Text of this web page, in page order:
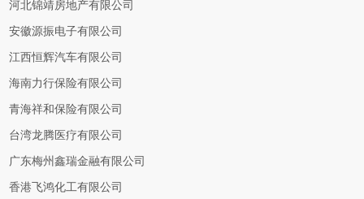
河北锦靖房地产有限公司
安徽源振电子有限公司
江西恒辉汽车有限公司
海南力行保险有限公司
青海祥和保险有限公司
台湾龙腾医疗有限公司
广东梅州鑫瑞金融有限公司
香港飞鸿化工有限公司